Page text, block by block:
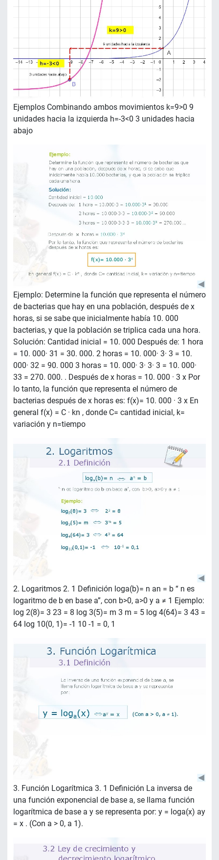
Ejemplos Combinando ambos movimientos k=9>0 9
unidades hacia la izquierda h=-3<0 3 unidades hacia
abajo
Ejemplo: Determine la función que representa el número
de bacterias que hay en una población, después de x
horas, si se sabe que inicialmente había 10. 000
bacterias, y que la población se triplica cada una hora.
Solución: Cantidad inicial = 10. 000 Después de: 1 hora
= 10. 000· 31 = 30. 000. 2 horas = 10. 000· 3· 3 = 10.
000· 32 = 90. 000 3 horas = 10. 000· 3· 3· 3 = 10. 000·
33 = 270. 000. . Después de x horas = 10. 000 · 3 x Por
lo tanto, la función que representa el número de
bacterias después de x horas es: f(x)= 10. 000 · 3 x En
general f(x) = C · kn , donde C= cantidad inicial, k=
variación y n=tiempo
2. Logaritmos 2. 1 Definición loga(b)= n an = b “ n es
logaritmo de b en base a”, con b>0, a>0 y a ≠ 1 Ejemplo:
log 2(8)= 3 23 = 8 log 3(5)= m 3 m = 5 log 4(64)= 3 43 =
64 log 10(0, 1)= -1 10 -1 = 0, 1
3. Función Logarítmica 3. 1 Definición La inversa de
una función exponencial de base a, se llama función
logarítmica de base a y se representa por: y = loga(x) ay
= x . (Con a > 0, a 1).